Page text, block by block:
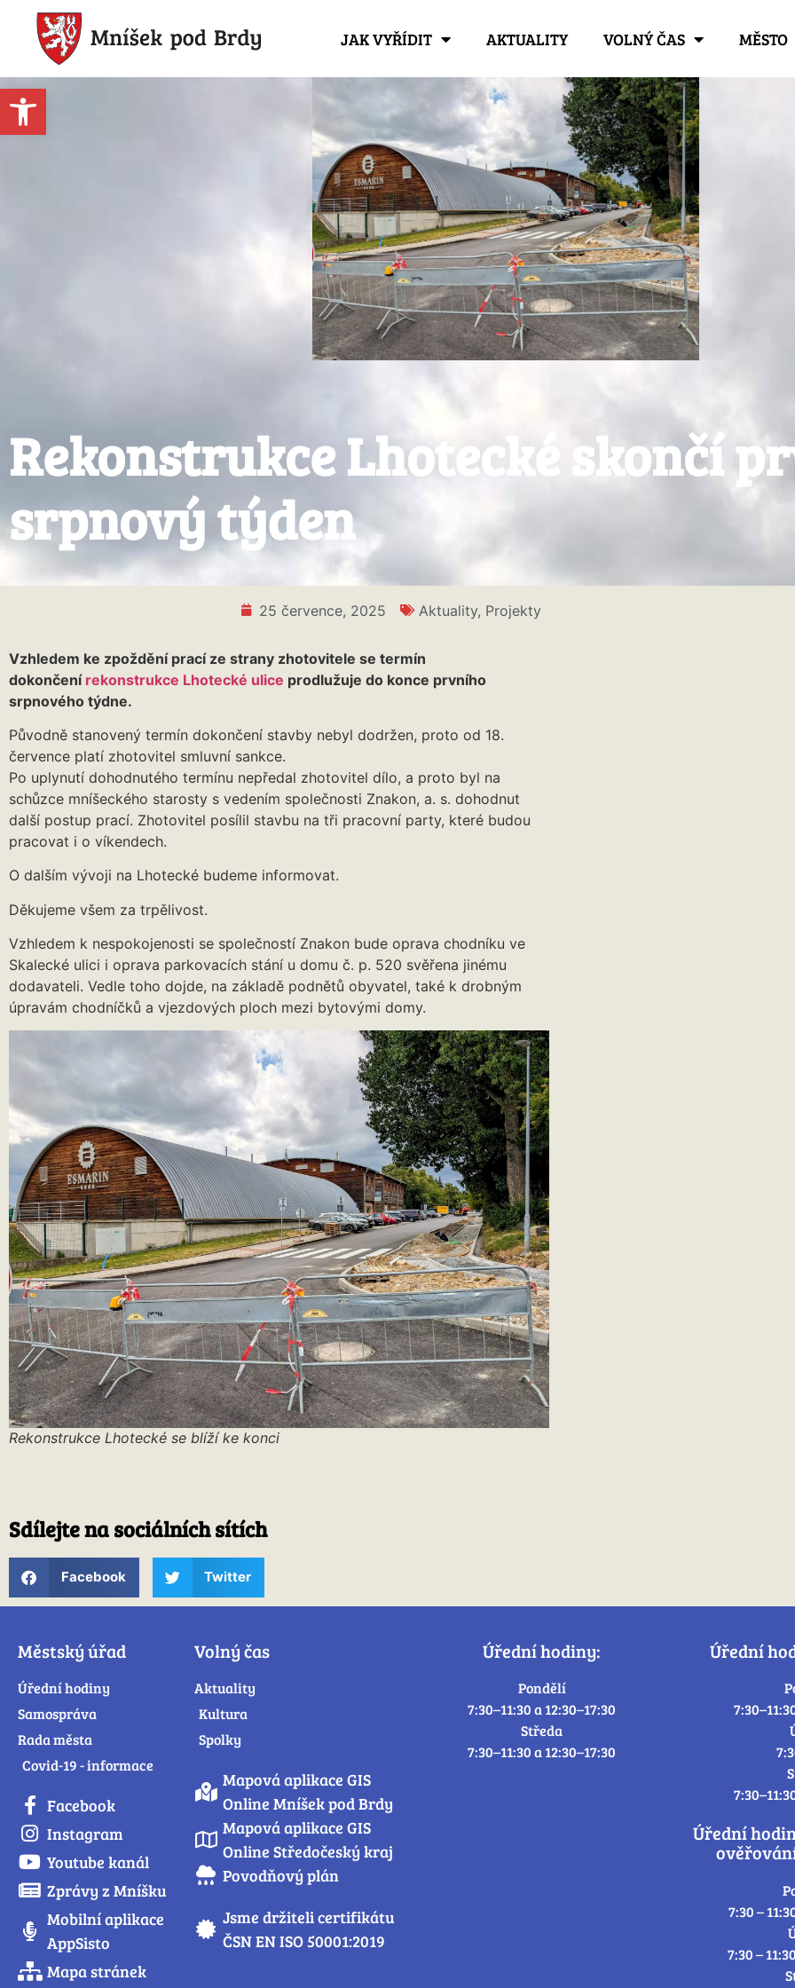
Open toolbar
JAK VYŘÍDIT AKTUALITY VOLNÝ ČAS MĚSTO
Rekonstrukce Lhotecké skončí
srpnový týden
25 července, 2025 Aktuality, Projekty
Vzhledem ke zpoždění prací ze strany zhotovitele se termín
dokončení rekonstrukce Lhotecké ulice prodlužuje do konce prvního
srpnového týdne.
Původně stanovený termín dokončení stavby nebyl dodržen, proto od 18.
července platí zhotovitel smluvní sankce.
Po uplynutí dohodnutého termínu nepředal zhotovitel dílo, a proto byl na
schůzce mníšeckého starosty s vedením společnosti Znakon, a. s. dohodnut
další postup prací. Zhotovitel posílil stavbu na tři pracovní party, které budou
pracovat i o víkendech.
O dalším vývoji na Lhotecké budeme informovat.
Děkujeme všem za trpělivost.
Vzhledem k nespokojenosti se společností Znakon bude oprava chodníku ve
Skalecké ulici i oprava parkovacích stání u domu č. p. 520 svěřena jinému
dodavateli. Vedle toho dojde, na základě podnětů obyvatel, také k drobným
úpravám chodníčků a vjezdových ploch mezi bytovými domy.
Rekonstrukce Lhotecké se blíží ke konci
Sdílejte na sociálních sítích
Facebook Twitter
Městský úřad
Úřední hodiny
Samospráva
Rada města
Covid-19 - informace
Facebook
Instagram
Youtube kanál
Zprávy z Mníšku
Mobilní aplikace
AppSisto
Mapa stránek
Volný čas
Aktuality
Kultura
Spolky
Mapová aplikace GIS
Online Mníšek pod Brdy
Mapová aplikace GIS
Online Středočeský kraj
Povodňový plán
Jsme držiteli certifikátu
ČSN EN ISO 50001:2019
Úřední hodiny:
Pondělí
7:30–11:30 a 12:30–17:30
Středa
7:30–11:30 a 12:30–17:30
Úřední
Úřední
7:30 –
7:30 –